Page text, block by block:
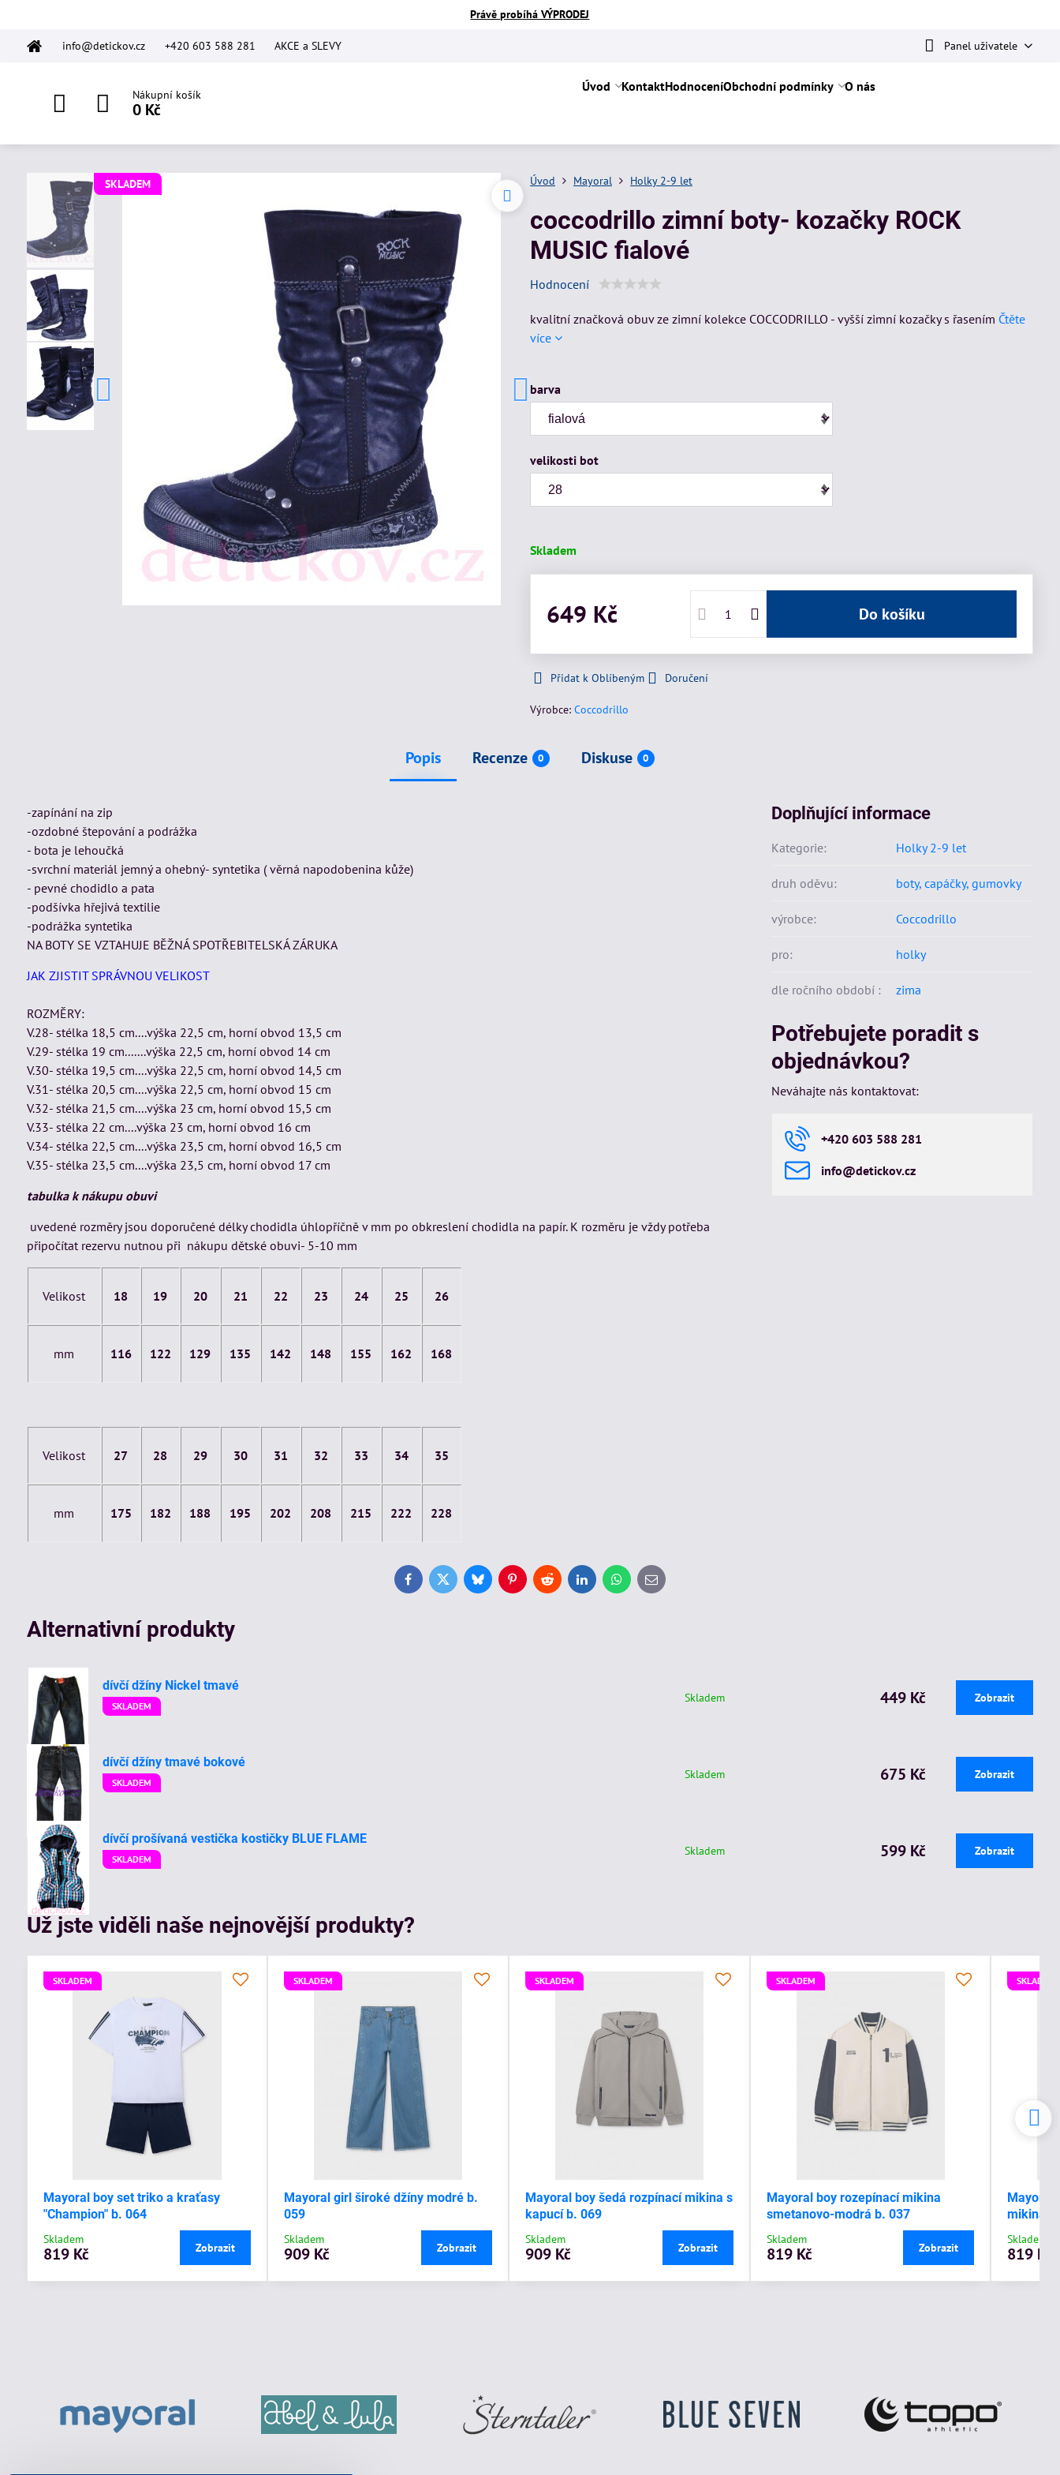
Právě probíhá VÝPRODEJ
info@detickov.cz +420 603 588 281 AKCE a SLEVY Panel uživatele
Nákupní košík
0 Kč
Úvod KontaktHodnoceníObchodní podmínky O nás
SKLADEM Úvod Mayoral Holky 2-9 let
coccodrillo zimní boty- kozačky ROCK
MUSIC fialové
Hodnocení
kvalitní značková obuv ze zimní kolekce COCCODRILLO - vyšší zimní kozačky s řasením Čtěte
více
barva
velikosti bot
Skladem
649 Kč Do košíku
Přidat k Oblíbeným Doručení
Výrobce: Coccodrillo
Popis Recenze 0 Diskuse 0
-zapínání na zip
-ozdobné štepování a podrážka
- bota je lehoučká
-svrchní materiál jemný a ohebný- syntetika ( věrná napodobenina kůže)
- pevné chodidlo a pata
-podšívka hřejivá textilie
-podrážka syntetika
NA BOTY SE VZTAHUJE BĚŽNÁ SPOTŘEBITELSKÁ ZÁRUKA
JAK ZJISTIT SPRÁVNOU VELIKOST
ROZMĚRY:
V.28- stélka 18,5 cm....výška 22,5 cm, horní obvod 13,5 cm
V.29- stélka 19 cm.......výška 22,5 cm, horní obvod 14 cm
V.30- stélka 19,5 cm....výška 22,5 cm, horní obvod 14,5 cm
V.31- stélka 20,5 cm....výška 22,5 cm, horní obvod 15 cm
V.32- stélka 21,5 cm....výška 23 cm, horní obvod 15,5 cm
V.33- stélka 22 cm....výška 23 cm, horní obvod 16 cm
V.34- stélka 22,5 cm....výška 23,5 cm, horní obvod 16,5 cm
V.35- stélka 23,5 cm....výška 23,5 cm, horní obvod 17 cm
tabulka k nákupu obuvi
uvedené rozměry jsou doporučené délky chodidla úhlopříčně v mm po obkreslení chodidla na papír. K rozměru je vždy potřeba
připočítat rezervu nutnou při nákupu dětské obuvi- 5-10 mm
Velikost 18 19 20 21 22 23 24 25 26
mm 116 122 129 135 142 148 155 162 168
Velikost 27 28 29 30 31 32 33 34 35
mm 175 182 188 195 202 208 215 222 228
Doplňující informace
Kategorie: Holky 2-9 let
druh oděvu: boty, capáčky, gumovky
výrobce: Coccodrillo
pro: holky
dle ročního období : zima
Potřebujete poradit s
objednávkou?
Neváhajte nás kontaktovat:
+420 603 588 281
info​@detickov​.cz
FacebookTwitterBlueskyPinterestRedditLinkedInWhatsApp
E-
mail
Alternativní produkty
dívčí džíny Nickel tmavé
SKLADEM
Skladem 449 Kč Zobrazit
dívčí džíny tmavé bokové
SKLADEM
Skladem 675 Kč Zobrazit
dívčí prošívaná vestička kostičky BLUE FLAME
SKLADEM
Skladem 599 Kč Zobrazit
Už jste viděli naše nejnovější produkty?
SKLADEM
Mayoral boy set triko a kraťasy
"Champion" b. 064
Skladem
819 Kč Zobrazit
SKLADEM
Mayoral girl široké džíny modré b.
059
Skladem
909 Kč Zobrazit
SKLADEM
Mayoral boy šedá rozpínací mikina s
kapucí b. 069
Skladem
909 Kč Zobrazit
SKLADEM
Mayoral boy rozepínací mikina
smetanovo-modrá b. 037
Skladem
819 Kč Zobrazit
SKLADEM
Mayoral
mikina s
Skladem
819 Kč